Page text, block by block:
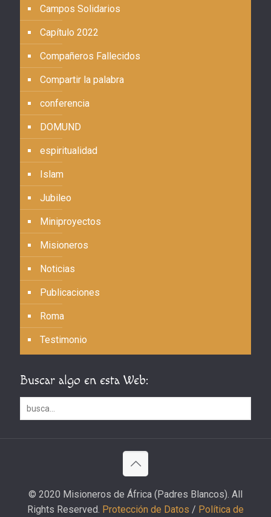
Campos Solidarios
Capítulo 2022
Compañeros Fallecidos
Compartir la palabra
conferencia
DOMUND
espiritualidad
Islam
Jubileo
Miniproyectos
Misioneros
Noticias
Publicaciones
Roma
Testimonio
Buscar algo en esta Web:
© 2020 Misioneros de África (Padres Blancos). All
Rights Reserved. Protección de Datos / Política de